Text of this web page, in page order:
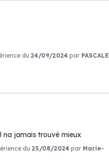
du 24/09/2024 par PASCALE
na jamais trouvé mieux
du 25/08/2024 par Marie-